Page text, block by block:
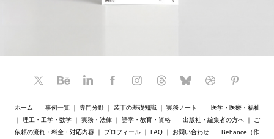
ホーム 事例一覧｜ 専門分野｜ 装丁の基礎知識｜ 実務ノート
医学・医療・福祉
｜ 理工・工学・数学｜ 実務・法律｜ 語学・教育・資格 出版社・編集者の方へ｜
ご
依頼の流れ・料金・対応内容 ｜ プロフィール ｜ FAQ ｜ お問い合わせ Behance（作